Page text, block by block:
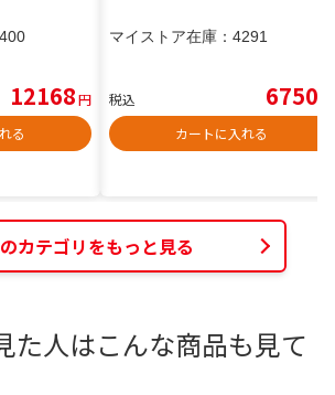
12168円
る
マイストア在庫： 4291
税込 6750
カートに入れる
カテゴリをもっと見る
た人はこんな商品も見て